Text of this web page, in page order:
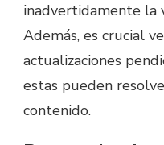
inadvertidamente la
Además, es crucial
actualizaciones
estas pueden
contenido.